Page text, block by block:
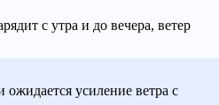
с утра и до вечера, ветер
усиление ветра с